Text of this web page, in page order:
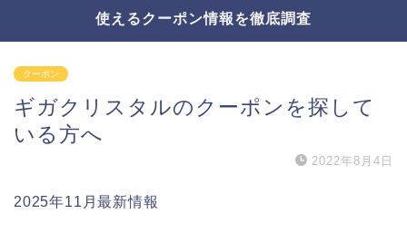
使えるクーポン情報を徹底調査
クーポン
ギガクリスタルのクーポンを探して
いる方へ
2022年8月4日
2025年11月最新情報